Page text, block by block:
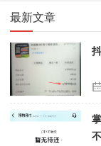
最新文章